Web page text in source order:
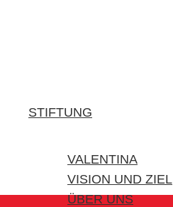
STIFTUNG
VALENTINA
VISION UND ZIEL
ÜBER UNS